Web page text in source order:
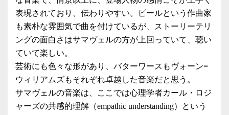
表現されており、伝わりやすい。ピールという作曲家
も素朴な雰囲気で曲を付けているが、ストーリーテリ
ングの面白さはサマヴェルの方が上回っていて、聴い
ていて楽しい。
芸術にも色々な形があり、バターワースもヴォーン=
ウィリアムズもそれぞれ卓越した音楽だと思う。
サマヴェルの音楽は、ここでは心理学者カール・ロジ
ャーズの共感的理解（empathic understanding）という